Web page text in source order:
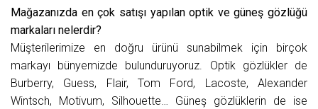
Mağazanızda en çok satışı yapılan optik ve güneş gözlüğü
markaları nelerdir?
Müşterilerimize en doğru ürünü sunabilmek için birçok
markayı bünyemizde bulunduruyoruz. Optik gözlükler de
Burberry, Guess, Flair, Tom Ford, Lacoste, Alexander
Wintsch, Motivum, Silhouette… Güneş gözlüklerin de ise